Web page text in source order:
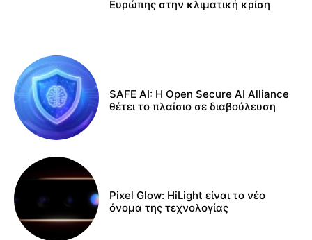
Ευρώπης στην κλιματική κρίση
SAFE AI: Η Open Secure AI Alliance
θέτει το πλαίσιο σε διαβούλευση
Pixel Glow: HiLight είναι το νέο
όνομα της τεχνολογίας